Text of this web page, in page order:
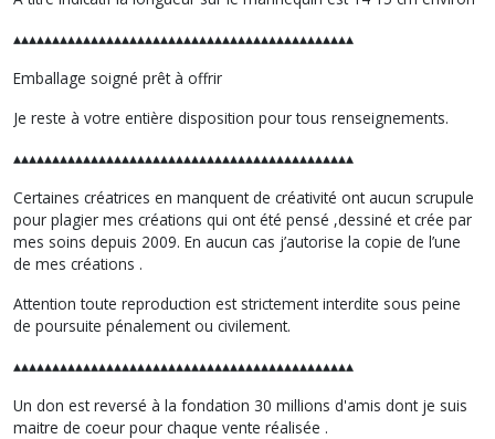
▴▴▴▴▴▴▴▴▴▴▴▴▴▴▴▴▴▴▴▴▴▴▴▴▴▴▴▴▴▴▴▴▴▴▴▴▴▴▴▴▴▴▴▴
Emballage soigné prêt à offrir
Je reste à votre entière disposition pour tous renseignements.
▴▴▴▴▴▴▴▴▴▴▴▴▴▴▴▴▴▴▴▴▴▴▴▴▴▴▴▴▴▴▴▴▴▴▴▴▴▴▴▴▴▴▴▴
Certaines créatrices en manquent de créativité ont aucun scrupule
pour plagier mes créations qui ont été pensé ,dessiné et crée par
mes soins depuis 2009. En aucun cas j’autorise la copie de l’une
de mes créations .
Attention toute reproduction est strictement interdite sous peine
de poursuite pénalement ou civilement.
▴▴▴▴▴▴▴▴▴▴▴▴▴▴▴▴▴▴▴▴▴▴▴▴▴▴▴▴▴▴▴▴▴▴▴▴▴▴▴▴▴▴▴▴
Un don est reversé à la fondation 30 millions d'amis dont je suis
maitre de coeur pour chaque vente réalisée .